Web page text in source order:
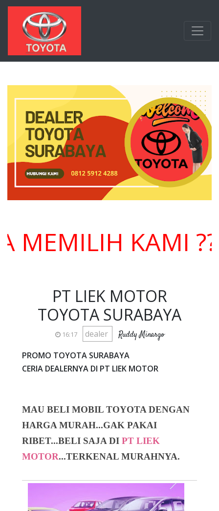
Langsung ke konten utama
KAMI ???
PT LIEK MOTOR
TOYOTA SURABAYA
16:17 dealer Ruddy Minargo
PROMO TOYOTA SURABAYA
CERIA DEALERNYA DI PT LIEK MOTOR
MAU BELI MOBIL TOYOTA DENGAN
HARGA MURAH...GAK PAKAI
RIBET...BELI SAJA DI PT LIEK
MOTOR...TERKENAL MURAHNYA.